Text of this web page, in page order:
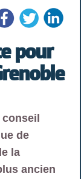
pour
conseil
de
la
ancien